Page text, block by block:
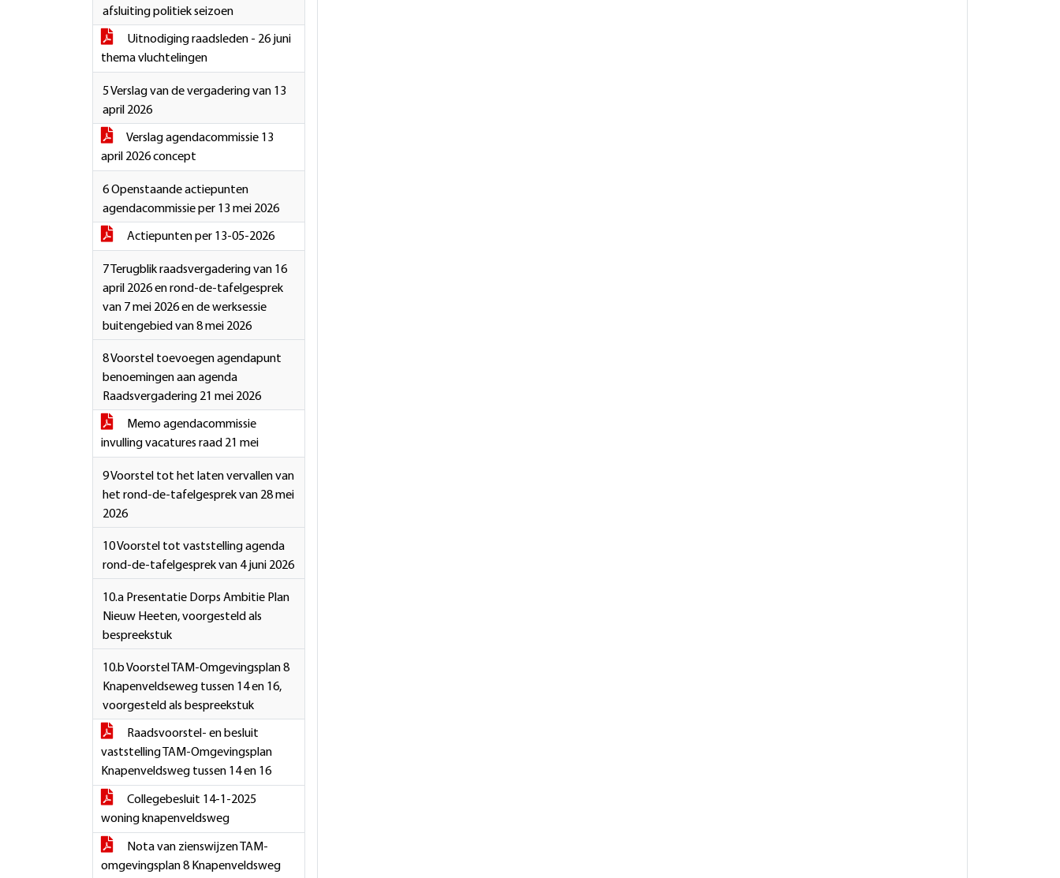
afsluiting politiek seizoen
Uitnodiging raadsleden - 26 juni
thema vluchtelingen
5 Verslag van de vergadering van 13
april 2026
Verslag agendacommissie 13
april 2026 concept
6 Openstaande actiepunten
agendacommissie per 13 mei 2026
Actiepunten per 13-05-2026
7 Terugblik raadsvergadering van 16
april 2026 en rond-de-tafelgesprek
van 7 mei 2026 en de werksessie
buitengebied van 8 mei 2026
8 Voorstel toevoegen agendapunt
benoemingen aan agenda
Raadsvergadering 21 mei 2026
Memo agendacommissie
invulling vacatures raad 21 mei
9 Voorstel tot het laten vervallen van
het rond-de-tafelgesprek van 28 mei
2026
10 Voorstel tot vaststelling agenda
rond-de-tafelgesprek van 4 juni 2026
10.a Presentatie Dorps Ambitie Plan
Nieuw Heeten, voorgesteld als
bespreekstuk
10.b Voorstel TAM-Omgevingsplan 8
Knapenveldseweg tussen 14 en 16,
voorgesteld als bespreekstuk
Raadsvoorstel- en besluit
vaststelling TAM-Omgevingsplan
Knapenveldsweg tussen 14 en 16
Collegebesluit 14-1-2025
woning knapenveldsweg
Nota van zienswijzen TAM-
omgevingsplan 8 Knapenveldsweg